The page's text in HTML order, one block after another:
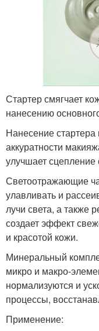
Стартер смягчает
нанесению
Нанесение стартера
аккуратности
улучшает сцепление
Светоотражающие
улавливать и
лучи света, а также
создает эффект
и красотой кожи.
Минеральный
микро и макро-
нормализуются и
процессы,
Применение: